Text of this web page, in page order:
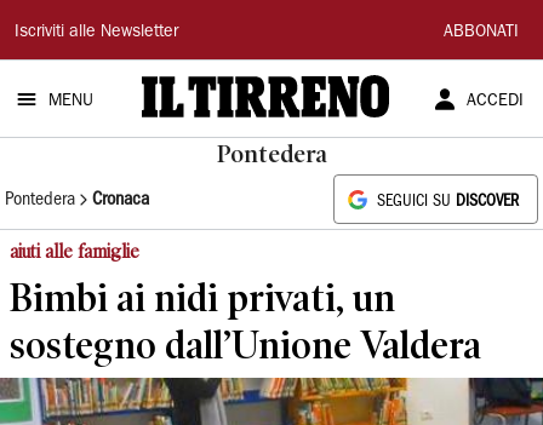
Il
Tirreno
Iscriviti alle Newsletter ABBONATI
MENU ACCEDI
Pontedera
Pontedera Cronaca SEGUICI SU DISCOVER
aiuti alle famiglie
Bimbi ai nidi privati, un
sostegno dall’Unione Valdera